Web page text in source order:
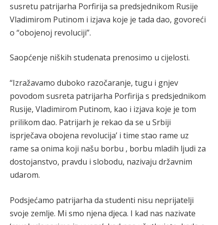
susretu patrijarha Porfirija sa predsjednikom Rusije
Vladimirom Putinom i izjava koje je tada dao, govoreći
o “obojenoj revoluciji”.
Saopćenje niških studenata prenosimo u cijelosti.
“Izražavamo duboko razočaranje, tugu i gnjev
povodom susreta patrijarha Porfirija s predsjednikom
Rusije, Vladimirom Putinom, kao i izjava koje je tom
prilikom dao. Patrijarh je rekao da se u Srbiji
isprječava obojena revolucija’ i time stao rame uz
rame sa onima koji našu borbu , borbu mladih ljudi za
dostojanstvo, pravdu i slobodu, nazivaju državnim
udarom.
Podsjećamo patrijarha da studenti nisu neprijatelji
svoje zemlje. Mi smo njena djeca. I kad nas nazivate